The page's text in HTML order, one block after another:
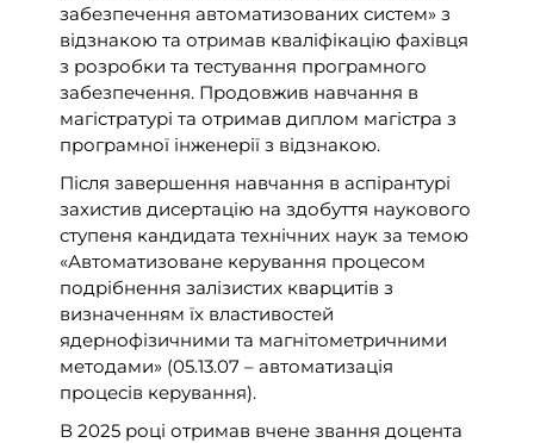
забезпечення автоматизованих систем» з
відзнакою та отримав кваліфікацію фахівця
з розробки та тестування програмного
забезпечення. Продовжив навчання в
магістратурі та отримав диплом магістра з
програмної інженерії з відзнакою.
Після завершення навчання в аспірантурі
захистив дисертацію на здобуття наукового
ступеня кандидата технічних наук за темою
«Автоматизоване керування процесом
подрібнення залізистих кварцитів з
визначенням їх властивостей
ядернофізичними та магнітометричними
методами» (05.13.07 – автоматизація
процесів керування).
В 2025 році отримав вчене звання доцента